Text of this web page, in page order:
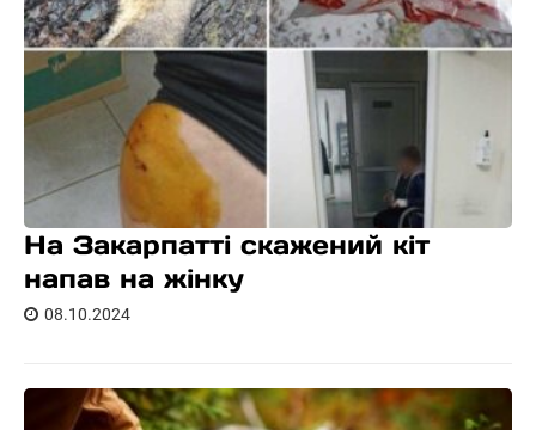
На Закарпатті скажений кіт
напав на жінку
08.10.2024